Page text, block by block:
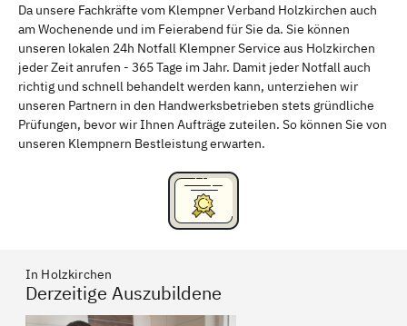
Schweinfurt Passau
Freising Rudelsdorf, Mittelfranken
Da unsere Fachkräfte vom Klempner Verband Holzkirchen auch
am Wochenende und im Feierabend für Sie da. Sie können
unseren lokalen 24h Notfall Klempner Service aus Holzkirchen
jeder Zeit anrufen - 365 Tage im Jahr. Damit jeder Notfall auch
richtig und schnell behandelt werden kann, unterziehen wir
unseren Partnern in den Handwerksbetrieben stets gründliche
Prüfungen, bevor wir Ihnen Aufträge zuteilen. So können Sie von
unseren Klempnern Bestleistung erwarten.
In Holzkirchen
Derzeitige Auszubildene